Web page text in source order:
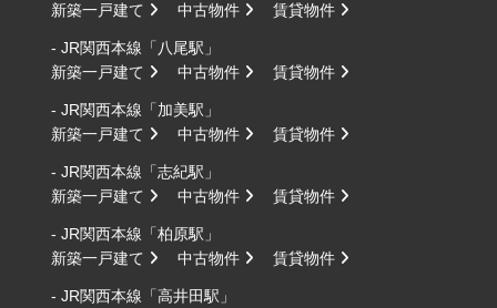
新築一戸建て
中古物件 賃貸物件
- JR関西本線「八尾駅」
新築一戸建て
中古物件 賃貸物件
- JR関西本線「加美駅」
新築一戸建て
中古物件 賃貸物件
- JR関西本線「志紀駅」
新築一戸建て
中古物件 賃貸物件
- JR関西本線「柏原駅」
新築一戸建て
中古物件 賃貸物件
- JR関西本線「高井田駅」